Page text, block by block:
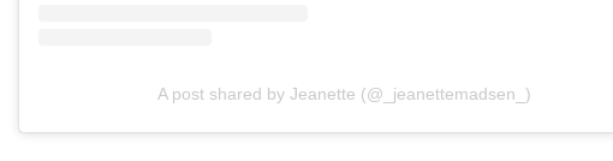
A post shared by Jeanette (@_jeanettemadsen_)